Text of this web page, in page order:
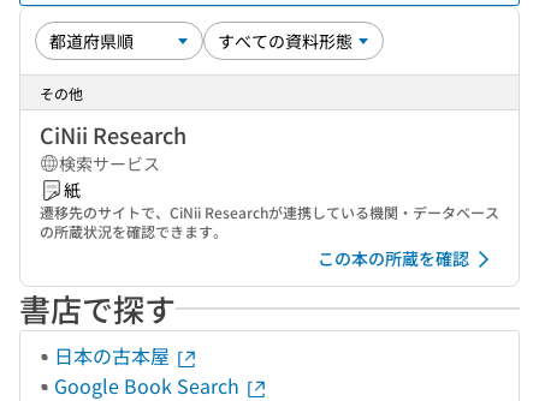
その他
CiNii Research
検索サービス
紙
遷移先のサイトで、CiNii Researchが連携している機関・データベース
の所蔵状況を確認できます。
この本の所蔵を確認
書店で探す
日本の古本屋
Google Book Search